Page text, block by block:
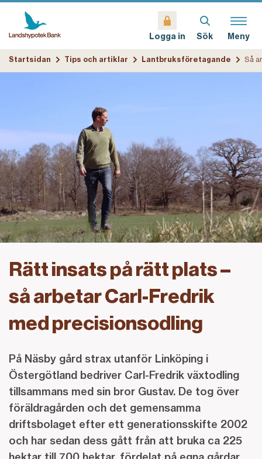
Logga in Sök Meny
Startsidan Tips och artiklar Lantbruksföretagande
Rätt insats på rätt plats –
så arbetar Carl-Fredrik
med precisionsodling
På Näsby gård strax utanför Linköping i
Östergötland bedriver Carl-Fredrik växtodling
tillsammans med sin bror Gustav. De tog över
föräldragården och det gemensamma
driftsbolaget efter ett generationsskifte 2002
och har sedan dess gått från att bruka ca 225